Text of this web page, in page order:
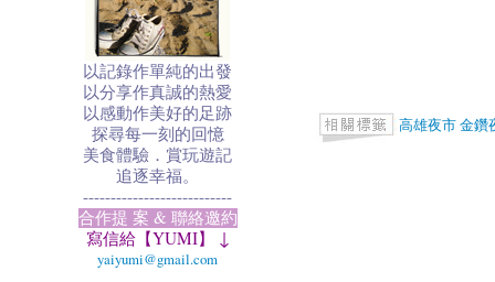
以記錄作單純的出發
以分享作真誠的熱愛
以感動作美好的足跡
探尋每一刻的回憶
美食體驗．賞玩遊記
追逐幸福。
---------------------------
合作提 案 & 聯絡邀約
寫信給【YUMI】 ↓
yaiyumi@gmail.com
高雄夜市金鑽